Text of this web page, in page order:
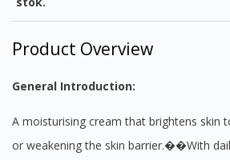
Product Overview
General Introduction:
A moisturising cream that brightens skin tone without irritating
or weakening the skin barrier.��With